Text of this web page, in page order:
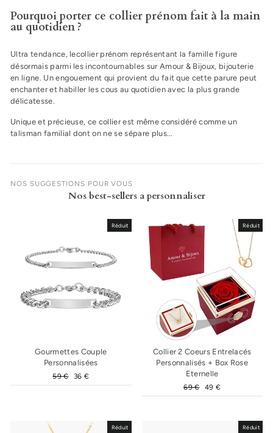
Pourquoi porter ce collier prénom fait à la main
au quotidien ?
Ultra tendance, lecollier prénom représentant la famille figure
désormais parmi les incontournables sur Amour & Bijoux, bijouterie
en ligne. Un engouement qui provient du fait que cette parure peut
enchanter et habiller les cous au quotidien avec la plus grande
délicatesse.
Unique et précieuse, ce collier est même considéré comme un
talisman familial dont on ne se sépare plus...
NOS SUGGESTIONS POUR VOUS
Nos best-sellers a personnaliser
Réduit
Gourmettes Couple
Personnalisées
Prix
régulier
59 €
Prix
réduit
36 €
Réduit
Collier 2 Coeurs Entrelacés
Personnalisés + Box Rose
Eternelle
Prix
régulier
69 €
Prix
réduit
49 €
Réduit Réduit